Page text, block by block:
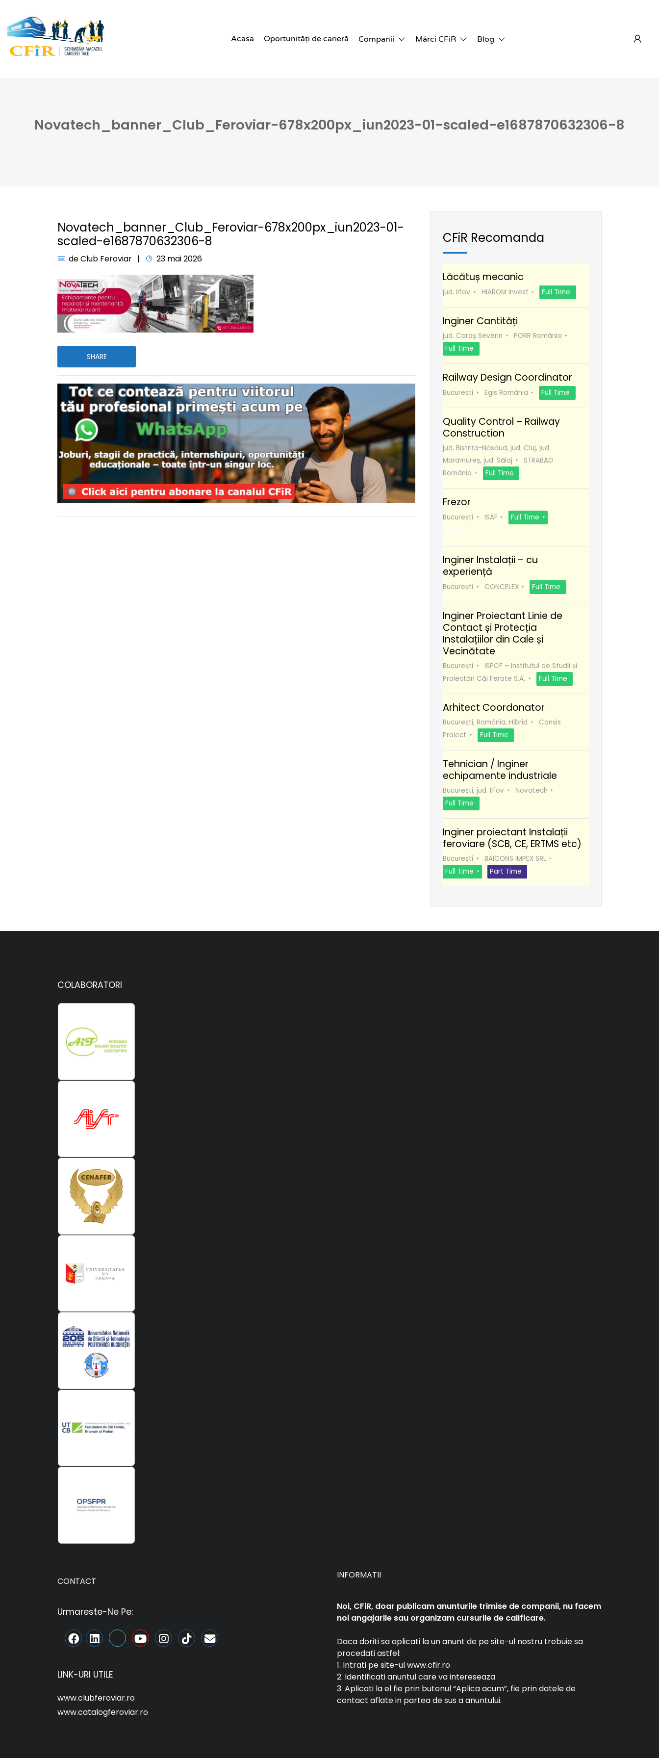
Acasa Oportunități de carieră Companii Mărci CFiR Blog
Novatech_banner_Club_Feroviar-678x200px_iun2023-01-scaled-e1687870632306-8
Novatech_banner_Club_Feroviar-678x200px_iun2023-01-
scaled-e1687870632306-8
deClub Feroviar 23 mai 2026
SHARE
CFiR Recomanda
Lăcătuș mecanic
jud. Ilfov HIAROM Invest Full Time
Inginer Cantități
jud. Caraș Severin
PORR România
Full Time
Railway Design Coordinator
București Egis România Full Time
Quality Control – Railway
Construction
jud. Bistrița-Năsăud, jud. Cluj, jud.
Maramureș, jud. Sălaj
STRABAG
România
Full Time
Frezor
București ISAF
Full Time
Recomanda
Inginer Instalații – cu
experiență
București CONCELEX Full Time
Inginer Proiectant Linie de
Contact și Protecția
Instalațiilor din Cale și
Vecinătate
București
ISPCF – Institutul de Studii și
Proiectări Căi Ferate S.A.
Full Time
Arhitect Coordonator
București, România, Hibrid
Consis
Proiect
Full Time
Tehnician / Inginer
echipamente industriale
București, jud. Ilfov
Novatech
Full Time
Inginer proiectant Instalații
feroviare (SCB, CE, ERTMS etc)
București
BAICONS IMPEX SRL
Full Time
Part Time
COLABORATORI
CONTACT
Urmareste-Ne Pe:
LINK-URI UTILE
www.clubferoviar.ro
www.catalogferoviar.ro
INFORMATII
Noi, CFiR, doar publicam anunturile trimise de companii, nu facem
noi angajarile sau organizam cursurile de calificare.
Daca doriti sa aplicati la un anunt de pe site-ul nostru trebuie sa
procedati astfel:
1. Intrati pe site-ul www.cfir.ro
2. Identificati anuntul care va intereseaza
3. Aplicati la el fie prin butonul “Aplica acum”, fie prin datele de
contact aflate in partea de sus a anuntului.